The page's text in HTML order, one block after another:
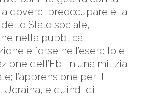
a doverci preoccupare è la
Stato sociale,
nella pubblica
e forse nell’esercito e
dell’Fbi in una milizia
l’apprensione per il
e quindi di